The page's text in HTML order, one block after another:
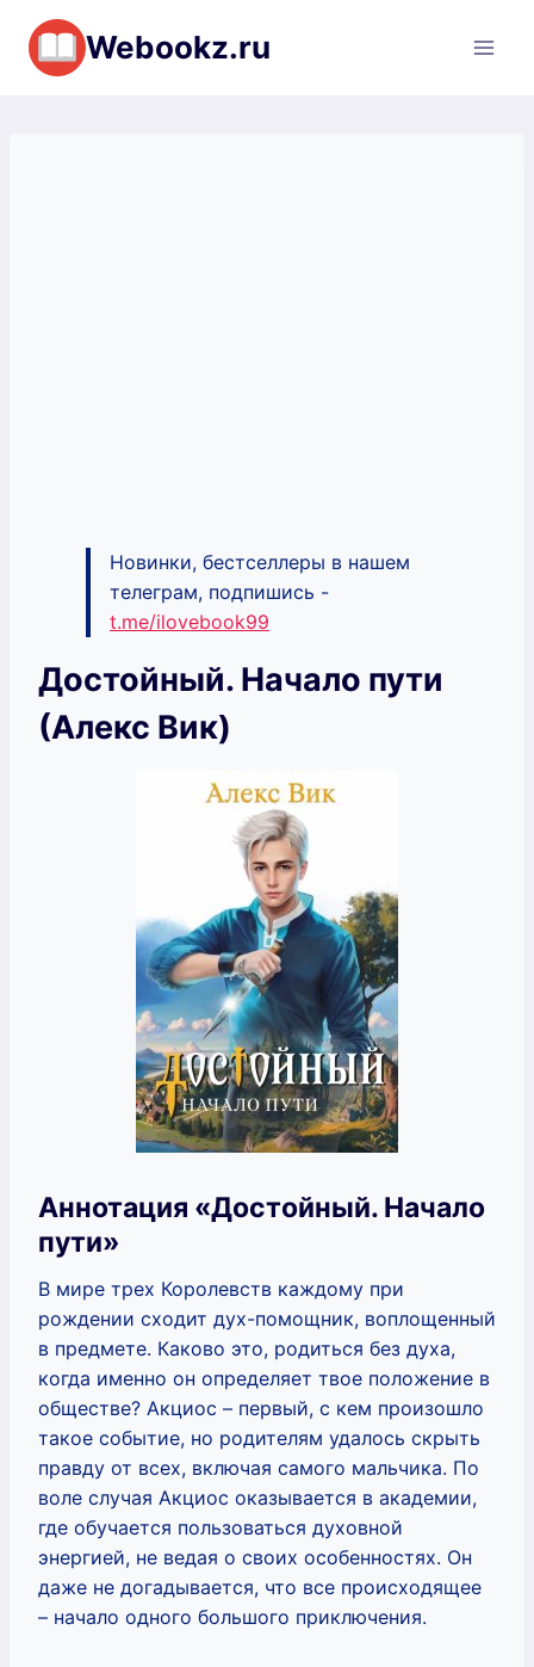
Перейти
содержимому
Webookz.ru
Новинки, бестселлеры в нашем
телеграм, подпишись -
t.me/ilovebook99
Достойный. Начало пути
(Алекс Вик)
Аннотация «Достойный. Начало
пути»
В мире трех Королевств каждому при
рождении сходит дух-помощник, воплощенный
в предмете. Каково это, родиться без духа,
когда именно он определяет твое положение в
обществе? Акциос – первый, с кем произошло
такое событие, но родителям удалось скрыть
правду от всех, включая самого мальчика. По
воле случая Акциос оказывается в академии,
где обучается пользоваться духовной
энергией, не ведая о своих особенностях. Он
даже не догадывается, что все происходящее
– начало одного большого приключения.